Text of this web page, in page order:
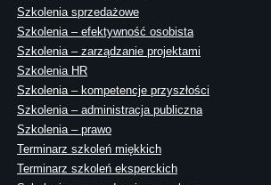
Szkolenia sprzedażowe
Szkolenia – efektywność osobista
Szkolenia – zarządzanie projektami
Szkolenia HR
Szkolenia – kompetencje przyszłości
Szkolenia – administracja publiczna
Szkolenia – prawo
Terminarz szkoleń miękkich
Terminarz szkoleń eksperckich